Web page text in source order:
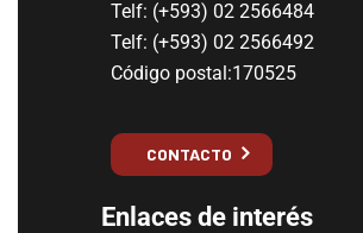
Telf: (+593) 02 2566484
Telf: (+593) 02 2566492
Código postal:170525
CONTACTO
Enlaces de interés